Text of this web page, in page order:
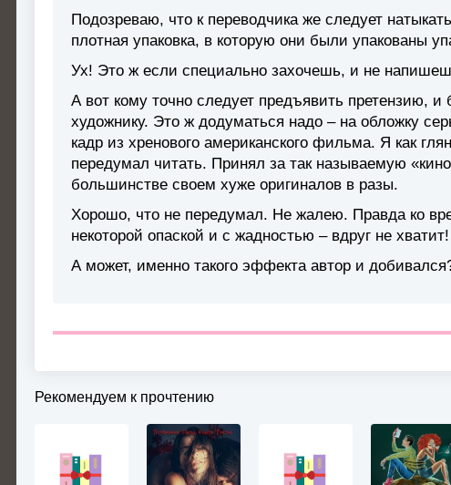
Подозреваю, что к переводчика же следует
плотная упаковка, в которую они были упакованы
Ух! Это ж если специально захочешь, и не
А вот кому точно следует предъявить претензию,
художнику. Это ж додуматься надо – на обложку
кадр из хренового американского фильма. Я как
передумал читать. Принял за так называемую
большинстве своем хуже оригиналов в разы.
Хорошо, что не передумал. Не жалею. Правда ко
некоторой опаской и с жадностью – вдруг не хватит!
А может, именно такого эффекта автор и
Рекомендуем к прочтению